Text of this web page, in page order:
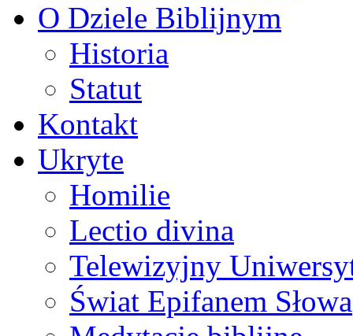
O Dziele Biblijnym
Historia
Statut
Kontakt
Ukryte
Homilie
Lectio divina
Telewizyjny
Świat Epifanem Słowa